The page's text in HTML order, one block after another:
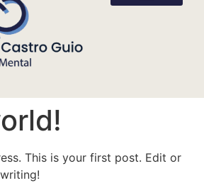
This is your first post. Edit or